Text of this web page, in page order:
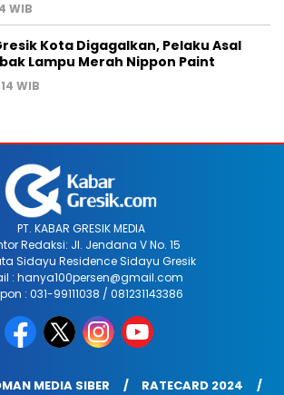
WIB
Kota Digagalkan, Pelaku Asal
Lampu Merah Nippon Paint
WIB
PT. KABAR GRESIK MEDIA
Redaksi: Jl. Jendana V No. 15
Sidayu Residence Sidayu Gresik
: hanya100persen@gmail.com
: 031-99111038 / 081231143386
MEDIA SIBER
RATECARD 2024